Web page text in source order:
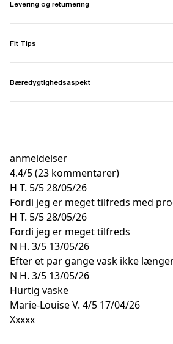
Levering og returnering
Fit Tips
Bæredygtighedsaspekt
anmeldelser
4.4/5(23 kommentarer)
H T. 5/528/05/26
Fordi jeg er meget tilfreds med
H T. 5/528/05/26
Fordi jeg er meget tilfreds
N H. 3/5 13/05/26
Efter et par gange vask ikke
N H. 3/5 13/05/26
Hurtig vaske
Marie-Louise V. 4/5 17/04/26
Xxxxx